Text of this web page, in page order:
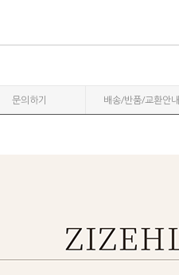
문의하기 배송/반품/교환안내